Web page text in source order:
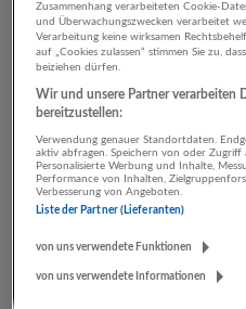
1
Zusammenhang verarbeiteten Cookie-
und Überwachungszwecken verarbeitet
Verarbeitung keine wirksamen
auf „Cookies zulassen“ stimmen Sie zu,
beiziehen dürfen.
Wir und unsere Partner verarbeiten
bereitzustellen:
Verwendung genauer Standortdaten.
aktiv abfragen. Speichern von oder
Personalisierte Werbung und Inhalte,
Performance von Inhalten,
Verbesserung von Angeboten.
Liste der Partner (Lieferanten)
von uns verwendete Funktionen
von uns verwendete Informationen